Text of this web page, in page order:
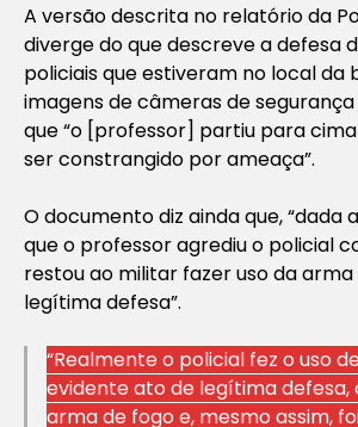
A versão descrita no relatório da
diverge do que descreve a defesa
policiais que estiveram no local da
imagens de câmeras de
que “o [professor] partiu para
ser constrangido por ameaça”.
O documento diz ainda que, “dada
que o professor agrediu o policial
restou ao militar fazer uso da
legítima defesa”.
“Realmente o policial fez o uso
evidente ato de legítima defesa,
arma de fogo e, mesmo assim,